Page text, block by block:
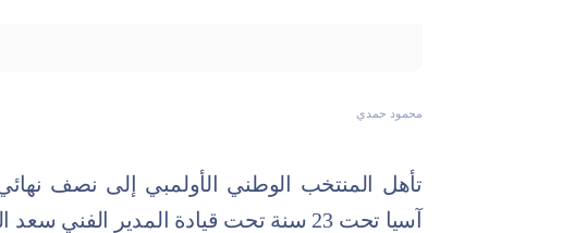
محمود حمدي
تأهل المنتخب الوطني الأولمبي إلى نصف
آسيا تحت 23 سنة تحت قيادة المدير الفني سعد الشهري.